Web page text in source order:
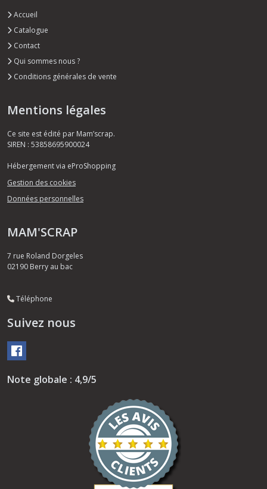
Accueil
Catalogue
Contact
Qui sommes nous ?
Conditions générales de vente
Mentions légales
Ce site est édité par Mam’scrap.
SIREN : 53858695900024
Hébergement via eProShopping
Gestion des cookies
Données personnelles
MAM'SCRAP
7 rue Roland Dorgeles
02190 Berry au bac
Téléphone
Suivez nous
Note globale : 4,9/5